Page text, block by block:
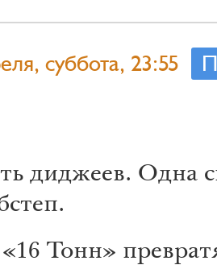
суббота, 23:55
диджеев. Одна
Тонн»